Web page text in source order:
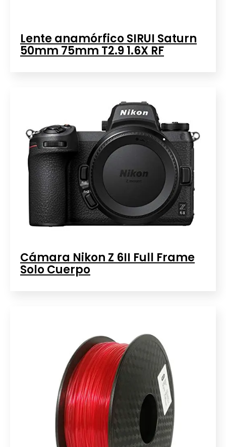
Lente anamórfico SIRUI Saturn
50mm 75mm T2.9 1.6X RF
Cámara Nikon Z 6II Full Frame
Solo Cuerpo